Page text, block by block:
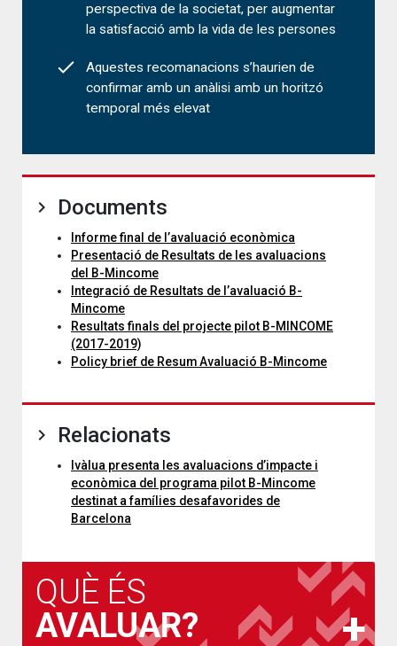
perspectiva de la societat, per augmentar
la satisfacció amb la vida de les persones
Aquestes recomanacions s’haurien de
confirmar amb un anàlisi amb un horitzó
temporal més elevat
Documents
Informe final de l’avaluació econòmica
Presentació de Resultats de les avaluacions
del B-Mincome
Integració de Resultats de l’avaluació B-
Mincome
Resultats finals del projecte pilot B-MINCOME
(2017-2019)
Policy brief de Resum Avaluació B-Mincome
Relacionats
Ivàlua presenta les avaluacions d’impacte i
econòmica del programa pilot B-Mincome
destinat a famílies desafavorides de
Barcelona
QUÈ ÉS
AVALUAR?